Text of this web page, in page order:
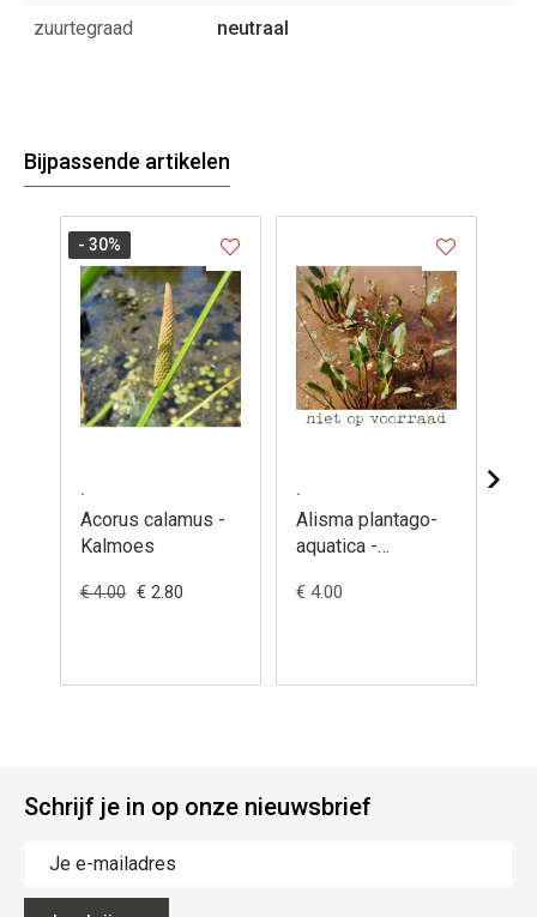
zuurtegraad
neutraal
Bijpassende artikelen
.
Acorus calamus -
Kalmoes
€ 4.00 € 2.80
- 30%
.
Alisma plantago-
aquatica -
grote
€ 4.00
Schrijf je in op onze nieuwsbrief